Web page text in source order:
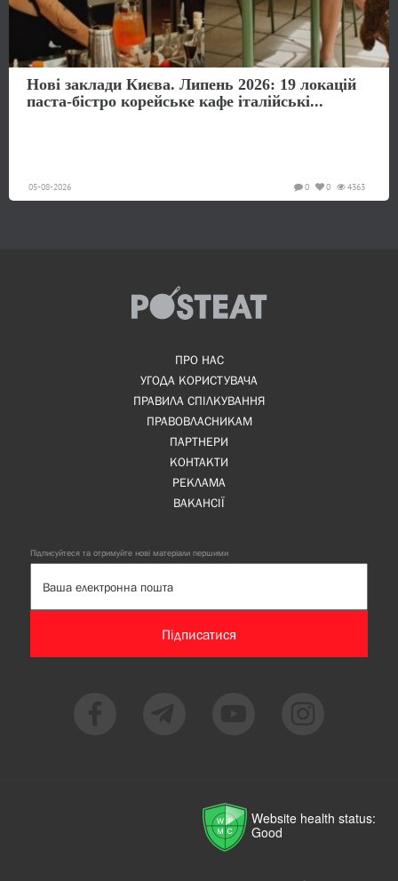
Нові заклади Києва. Липень 2026: 19 локацій
паста-бістро корейське кафе італійські...
05-08-2026 4363
0
0
ПРО НАС
УГОДА КОРИСТУВАЧА
ПРАВИЛА СПІЛКУВАННЯ
ПРАВОВЛАСНИКАМ
ПАРТНЕРИ
КОНТАКТИ
РЕКЛАМА
ВАКАНСІЇ
Підписуйтеся та отримуйте нові матеріали першими
Підписатися
Website health status:
Good